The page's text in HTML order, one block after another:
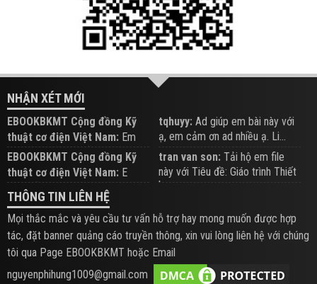
NHẬN XÉT MỚI
EBOOKBKMT Cộng đồng Kỹ
thuật cơ điện Việt Nam: Em
đăng trên Group hỗ trợ nhé
tqhuyy: Ad giúp em bài này với
ạ, em cảm ơn ad nhiều ạ. Li...
EBOOKBKMT Cộng đồng Kỹ
thuật cơ điện Việt Nam: E
xem hỗ trợ trên Group
tran van son: Tải hộ em file
này với Tiêu đề: Giáo trình Thiết
b...
THÔNG TIN LIÊN HỆ
Mọi thắc mắc và yêu cầu tư vấn hỗ trợ hay mong muốn được hợp
tác, đặt banner quảng cáo truyền thông, xin vui lòng liên hệ với chúng
tôi qua Page EBOOKBKMT hoặc Email
nguyenphihung1009@gmail.com